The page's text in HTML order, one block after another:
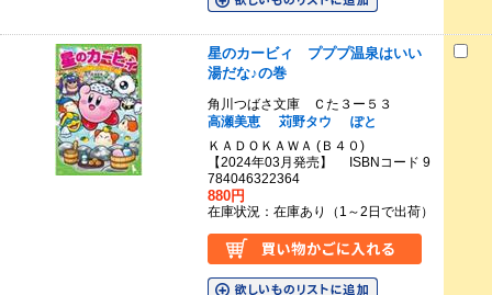
星のカービィ プププ温泉はいい
湯だな♪の巻
角川つばさ文庫 Ｃた３ー５３
高瀬美恵
苅野タウ
ぽと
ＫＡＤＯＫＡＷＡ (Ｂ４０)
【2024年03月発売】 ISBNコード 9
784046322364
880円
在庫状況：在庫あり（1～2日で出荷）